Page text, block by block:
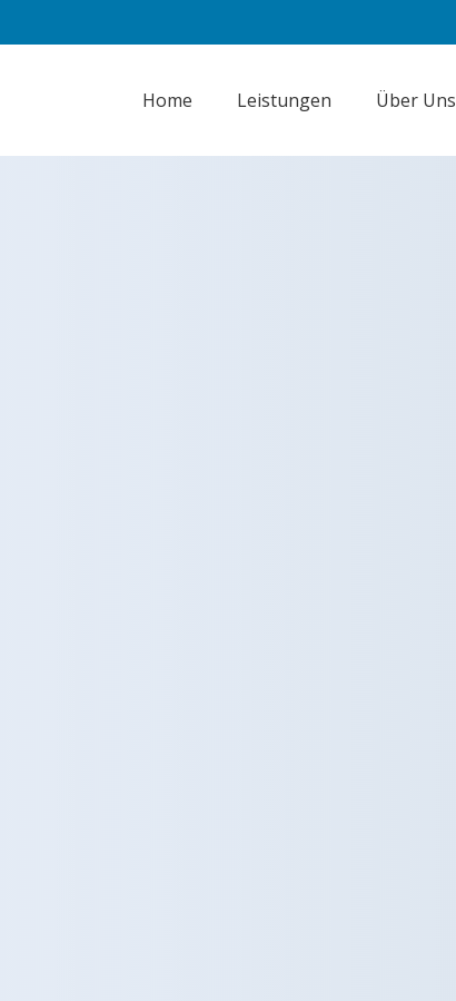
Home Leistungen Über Uns